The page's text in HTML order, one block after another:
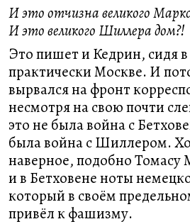
И это отчизна великого
И это великого Шиллера дом?!
Это пишет и Кедрин, сидя
практически Москве. И
вырвался на фронт
несмотря на свою почти
это не была война с
была война с Шиллером.
наверное, подобно Томасу
и в Бетховене ноты
который в своём
привёл к фашизму.